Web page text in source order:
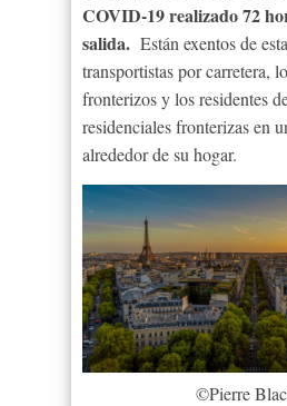
COVID-19 realizado 72
salida. Están exentos de
transportistas por carretera,
fronterizos y los residentes
residenciales fronterizas en
alrededor de su hogar.
©Pierre